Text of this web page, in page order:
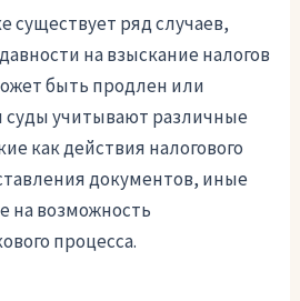
существует ряд случаев,
на взыскание налогов
быть продлен или
суды учитывают различные
как действия налогового
документов, иные
возможность
процесса.